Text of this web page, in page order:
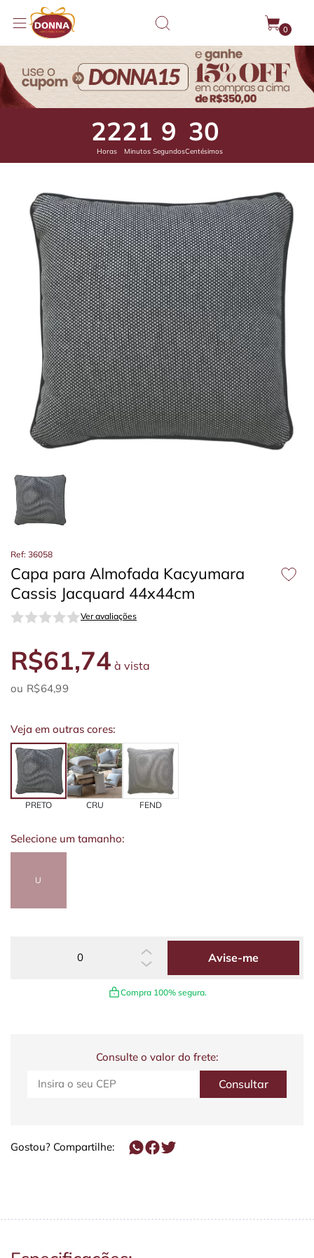
0
22
Horas
21
Minutos
8
Segundos
86
Centésimos
Ref: 36058
Capa para Almofada Kacyumara
Cassis Jacquard 44x44cm
Ver avaliações
R$61,74 à vista
R$64,99
Veja em outras cores:
PRETO CRU FEND
Selecione um tamanho:
U
Avise-me
Compra 100% segura.
Consulte o valor do frete:
Gostou? Compartilhe: